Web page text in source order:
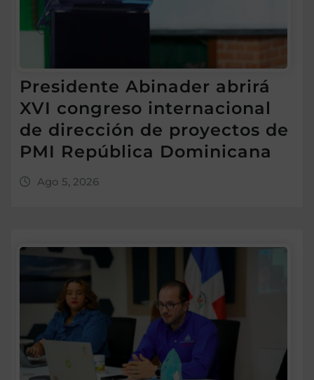
Presidente Abinader abrirá
XVI congreso internacional
de dirección de proyectos de
PMI República Dominicana
Ago 5, 2026